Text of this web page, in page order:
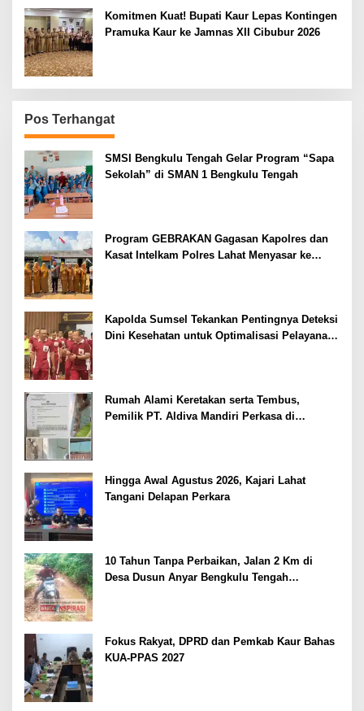
Komitmen Kuat! Bupati Kaur Lepas Kontingen
Pramuka Kaur ke Jamnas XII Cibubur 2026
Pos Terhangat
SMSI Bengkulu Tengah Gelar Program “Sapa
Sekolah” di SMAN 1 Bengkulu Tengah
Program GEBRAKAN Gagasan Kapolres dan
Kasat Intelkam Polres Lahat Menyasar ke
Kapolda Sumsel Tekankan Pentingnya Deteksi
Dini Kesehatan untuk Optimalisasi Pelayanan
Rumah Alami Keretakan serta Tembus,
Pemilik PT. Aldiva Mandiri Perkasa di
Hingga Awal Agustus 2026, Kajari Lahat
Tangani Delapan Perkara
10 Tahun Tanpa Perbaikan, Jalan 2 Km di
Desa Dusun Anyar Bengkulu Tengah
Fokus Rakyat, DPRD dan Pemkab Kaur Bahas
KUA-PPAS 2027